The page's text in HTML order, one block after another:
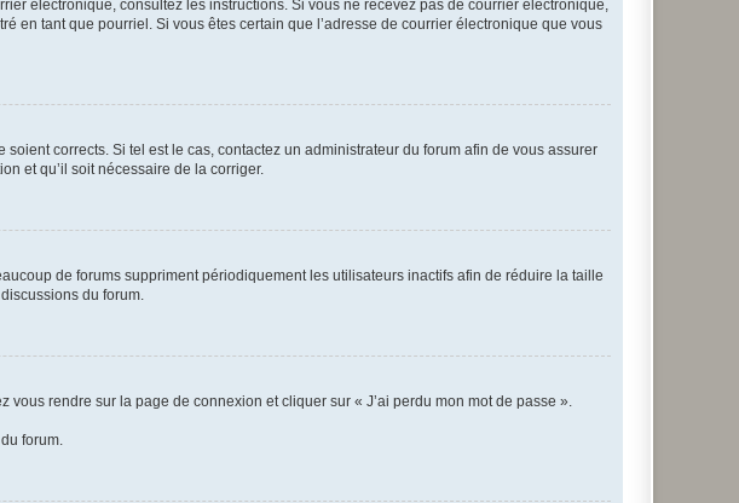
électronique, consultez les instructions. Si vous ne recevez pas de courrier électronique,
en tant que pourriel. Si vous êtes certain que l’adresse de courrier électronique que vous
corrects. Si tel est le cas, contactez un administrateur du forum afin de vous assurer
et qu’il soit nécessaire de la corriger.
de forums suppriment périodiquement les utilisateurs inactifs afin de réduire la taille
du forum.
rendre sur la page de connexion et cliquer sur « J’ai perdu mon mot de passe ».
forum.